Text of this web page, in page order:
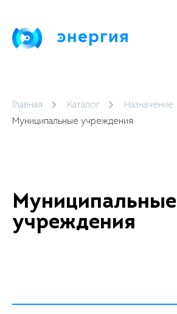
Главная Каталог
Назначение
Муниципальные учреждения
Муниципальные
учреждения